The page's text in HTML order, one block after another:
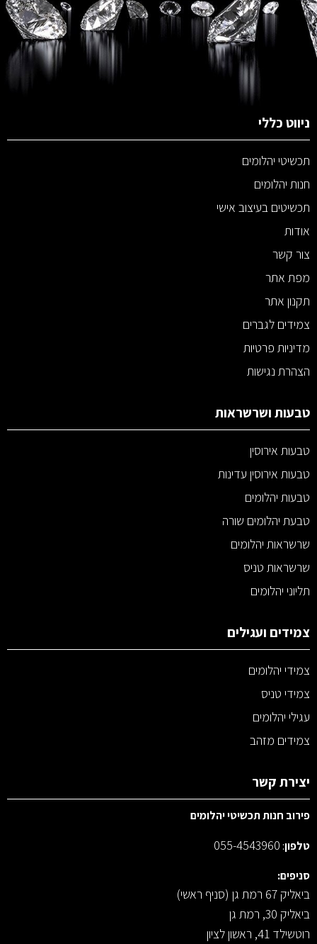
ניווט כללי
תכשיטי יהלומים
חנות יהלומים
תכשיטים בעיצוב אישי
אודות
צור קשר
מפת אתר
תקנון אתר
צמידים לגברים
מדיניות פרטיות
הצהרת נגישות
טבעות ושרשראות
טבעות אירוסין
טבעות אירוסין עדינות
טבעות יהלומים
טבעת יהלומים שורה
שרשראות יהלומים
שרשראות טניס
תליוני יהלומים
צמידים ועגילים
צמידי יהלומים
צמידי טניס
עגילי יהלומים
צמידים מזהב
יצירת קשר
פירוב חנות תכשיטי יהלומים
טלפון:
055-4543960
סניפים:
ביאליק 67 רמת גן (סניף ראשי)
ביאליק 30, רמת גן
רוטשילד 41, ראשון לציון